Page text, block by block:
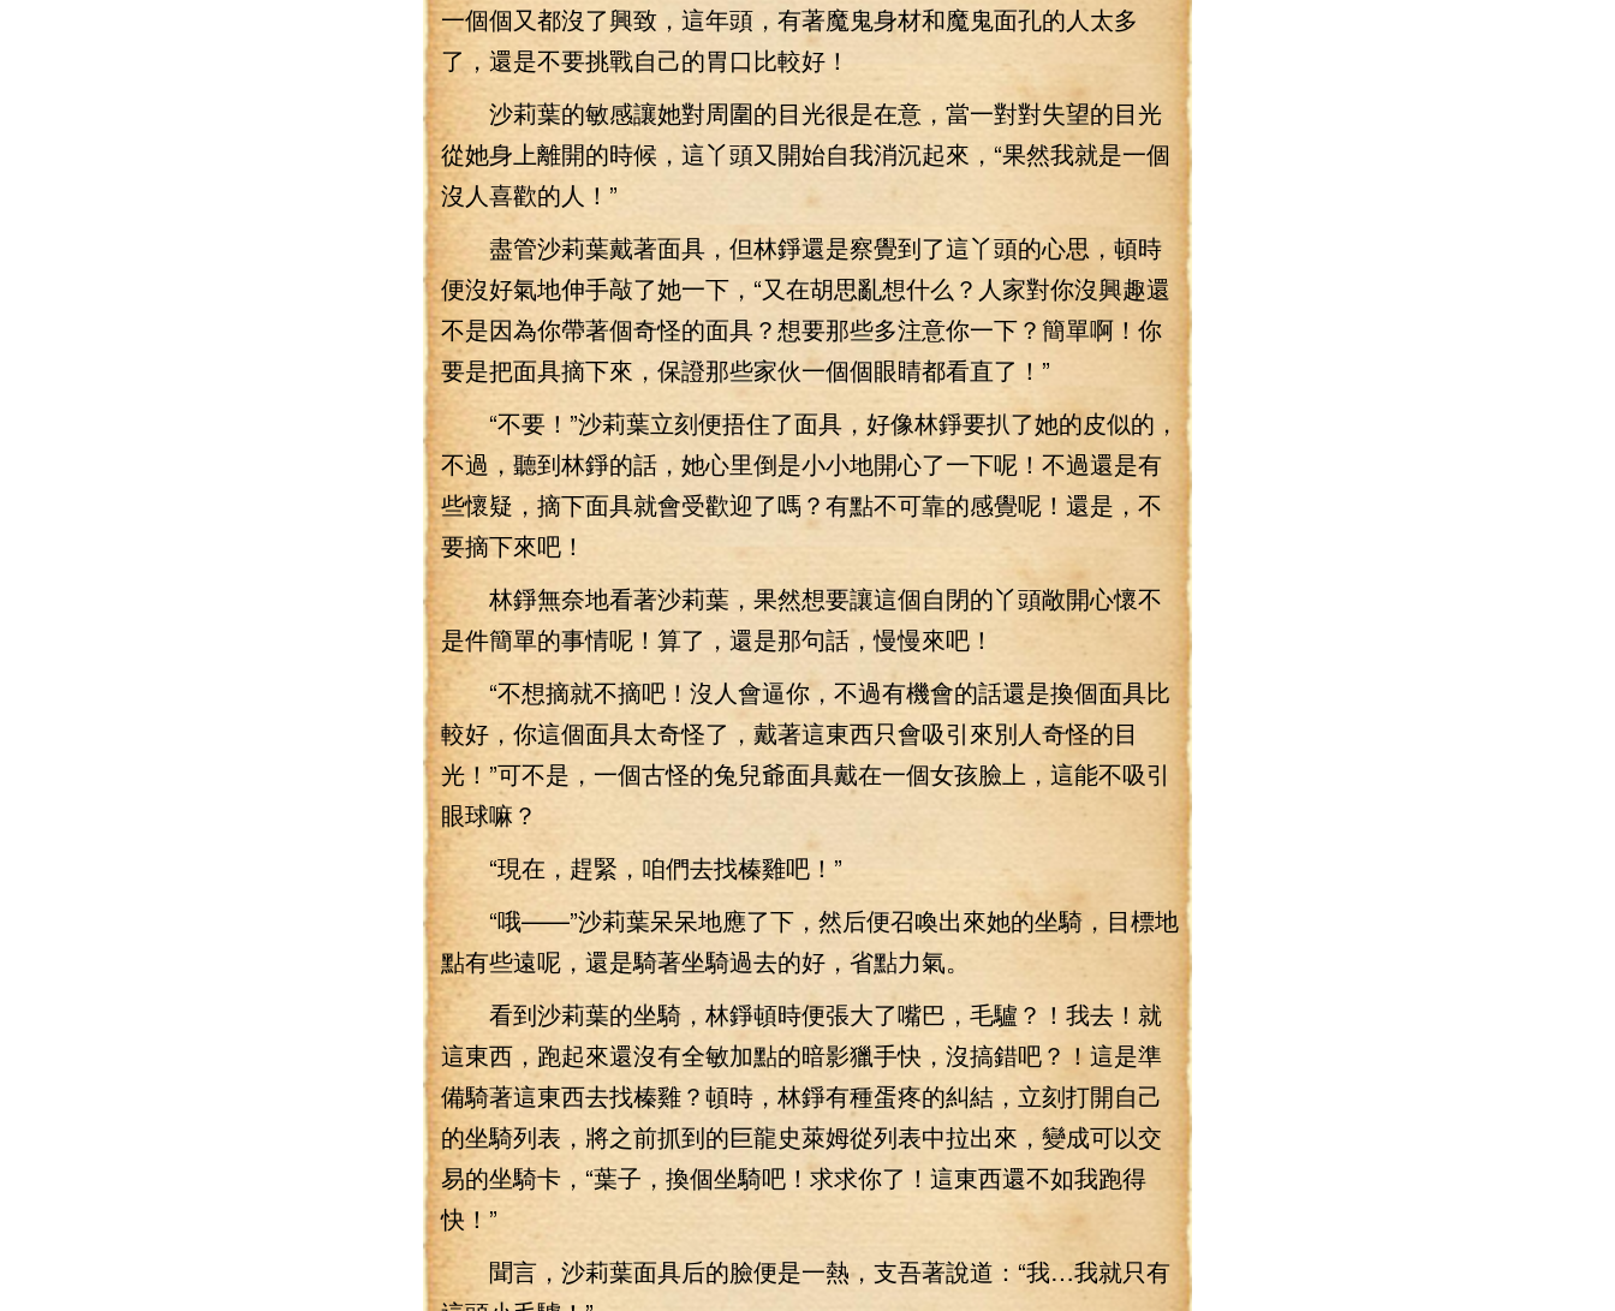
一個個又都沒了興致，這年頭，有著魔鬼身材和魔鬼面孔的人太多
了，還是不要挑戰自己的胃口比較好！
沙莉葉的敏感讓她對周圍的目光很是在意，當一對對失望的目光
從她身上離開的時候，這丫頭又開始自我消沉起來，“果然我就是一個
沒人喜歡的人！”
盡管沙莉葉戴著面具，但林錚還是察覺到了這丫頭的心思，頓時
便沒好氣地伸手敲了她一下，“又在胡思亂想什么？人家對你沒興趣還
不是因為你帶著個奇怪的面具？想要那些多注意你一下？簡單啊！你
要是把面具摘下來，保證那些家伙一個個眼睛都看直了！”
“不要！”沙莉葉立刻便捂住了面具，好像林錚要扒了她的皮似的，
不過，聽到林錚的話，她心里倒是小小地開心了一下呢！不過還是有
些懷疑，摘下面具就會受歡迎了嗎？有點不可靠的感覺呢！還是，不
要摘下來吧！
林錚無奈地看著沙莉葉，果然想要讓這個自閉的丫頭敞開心懷不
是件簡單的事情呢！算了，還是那句話，慢慢來吧！
“不想摘就不摘吧！沒人會逼你，不過有機會的話還是換個面具比
較好，你這個面具太奇怪了，戴著這東西只會吸引來別人奇怪的目
光！”可不是，一個古怪的兔兒爺面具戴在一個女孩臉上，這能不吸引
眼球嘛？
“現在，趕緊，咱們去找榛雞吧！”
“哦——”沙莉葉呆呆地應了下，然后便召喚出來她的坐騎，目標地
點有些遠呢，還是騎著坐騎過去的好，省點力氣。
看到沙莉葉的坐騎，林錚頓時便張大了嘴巴，毛驢？！我去！就
這東西，跑起來還沒有全敏加點的暗影獵手快，沒搞錯吧？！這是準
備騎著這東西去找榛雞？頓時，林錚有種蛋疼的糾結，立刻打開自己
的坐騎列表，將之前抓到的巨龍史萊姆從列表中拉出來，變成可以交
易的坐騎卡，“葉子，換個坐騎吧！求求你了！這東西還不如我跑得
快！”
聞言，沙莉葉面具后的臉便是一熱，支吾著說道：“我…我就只有